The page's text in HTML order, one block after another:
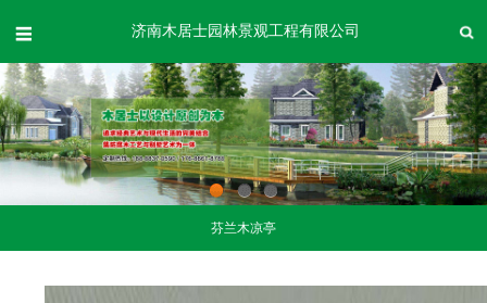
济南木居士园林景观工程有限公司
1 2
3
芬兰木凉亭